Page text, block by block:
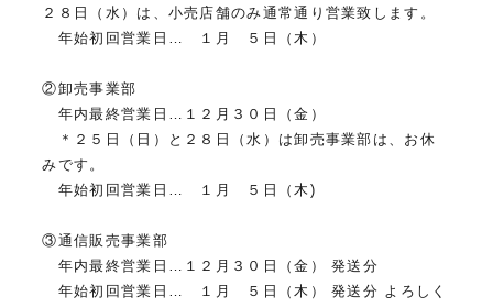
２８日（水）は、小売店舗のみ通常通り営業致します。
年始初回営業日… １月 ５日（木）
②卸売事業部
年内最終営業日…１２月３０日（金）
＊２５日（日）と２８日（水）は卸売事業部は、お休
みです。
年始初回営業日… １月 ５日（木)
③通信販売事業部
年内最終営業日…１２月３０日（金） 発送分
年始初回営業日… １月 ５日（木） 発送分 よろしく